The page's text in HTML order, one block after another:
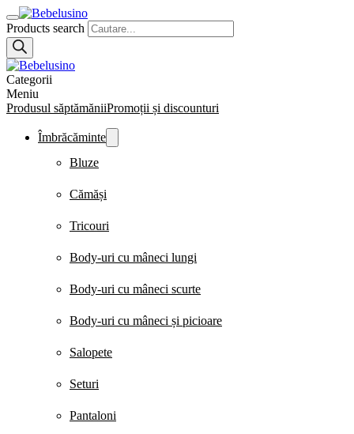
Products search
Categorii
Meniu
Produsul săptămăniiPromoții și discounturi
Îmbrăcăminte
Bluze
Cămăși
Tricouri
Body-uri cu mâneci lungi
Body-uri cu mâneci scurte
Body-uri cu mâneci și picioare
Salopete
Seturi
Pantaloni